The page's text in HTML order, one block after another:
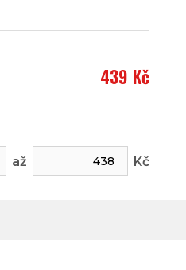
439 Kč
až Kč